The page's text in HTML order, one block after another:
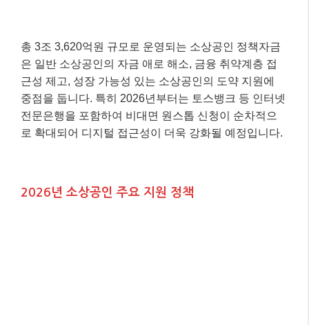
총 3조 3,620억원 규모로 운영되는 소상공인 정책자금
은 일반 소상공인의 자금 애로 해소, 금융 취약계층 접
근성 제고, 성장 가능성 있는 소상공인의 도약 지원에
중점을 둡니다. 특히 2026년부터는 토스뱅크 등 인터넷
전문은행을 포함하여 비대면 원스톱 신청이 순차적으
로 확대되어 디지털 접근성이 더욱 강화될 예정입니다.
2026년 소상공인 주요 지원 정책